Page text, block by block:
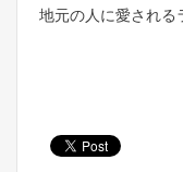
地元の人に愛される